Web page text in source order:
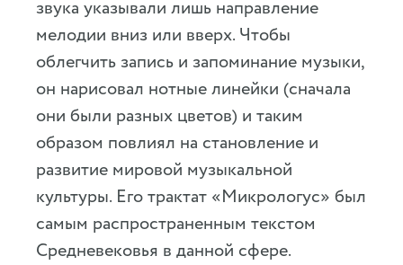
звука указывали лишь направление
мелодии вниз или вверх. Чтобы
облегчить запись и запоминание музыки,
он нарисовал нотные линейки (сначала
они были разных цветов) и таким
образом повлиял на становление и
развитие мировой музыкальной
культуры. Его трактат «Микрологус» был
самым распространенным текстом
Средневековья в данной сфере.